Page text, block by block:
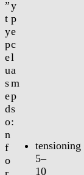
”
t
y
p
e
u
s
e
d
o
n
f
o
y
p
e
c
l
a
m
p
s
:
tensioning
5–
10